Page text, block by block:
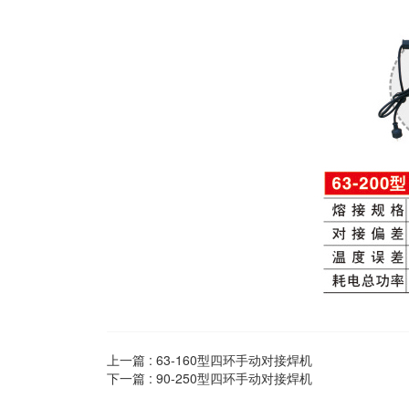
上一篇 : 63-160型四环手动对接焊机
下一篇 : 90-250型四环手动对接焊机